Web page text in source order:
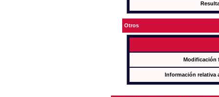
Otros
Modificación
Información relativa